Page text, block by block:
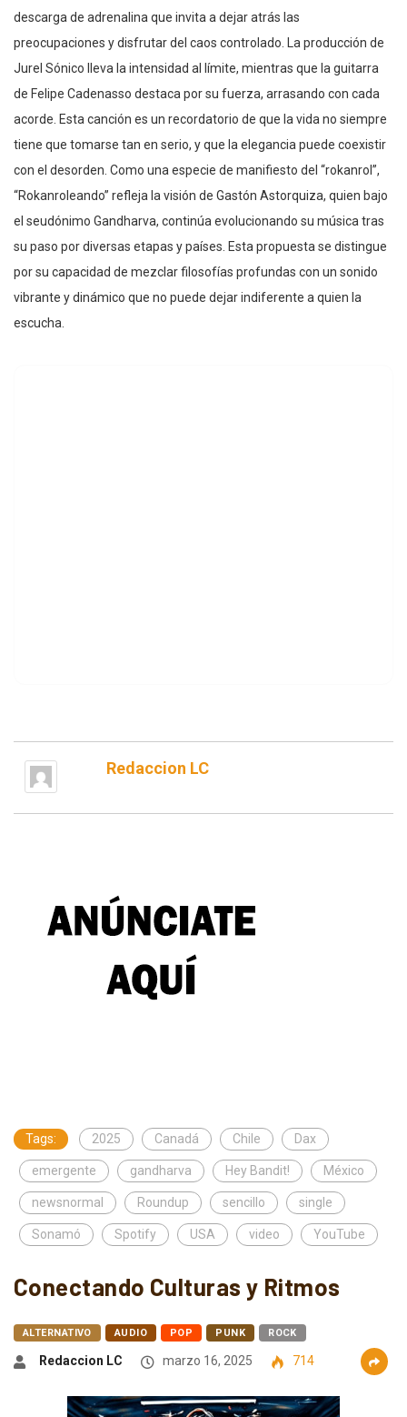
descarga de adrenalina que invita a dejar atrás las
preocupaciones y disfrutar del caos controlado. La producción de
Jurel Sónico lleva la intensidad al límite, mientras que la guitarra
de Felipe Cadenasso destaca por su fuerza, arrasando con cada
acorde. Esta canción es un recordatorio de que la vida no siempre
tiene que tomarse tan en serio, y que la elegancia puede coexistir
con el desorden. Como una especie de manifiesto del “rokanrol”,
“Rokanroleando” refleja la visión de Gastón Astorquiza, quien bajo
el seudónimo Gandharva, continúa evolucionando su música tras
su paso por diversas etapas y países. Esta propuesta se distingue
por su capacidad de mezclar filosofías profundas con un sonido
vibrante y dinámico que no puede dejar indiferente a quien la
escucha.
Redaccion LC
Tags: 2025 Canadá Chile Dax
emergente gandharva Hey Bandit! México
newsnormal Roundup sencillo single
Sonamó Spotify USA video YouTube
Conectando Culturas y Ritmos
ALTERNATIVO AUDIO POP PUNK ROCK
Redaccion LC marzo 16, 2025 714